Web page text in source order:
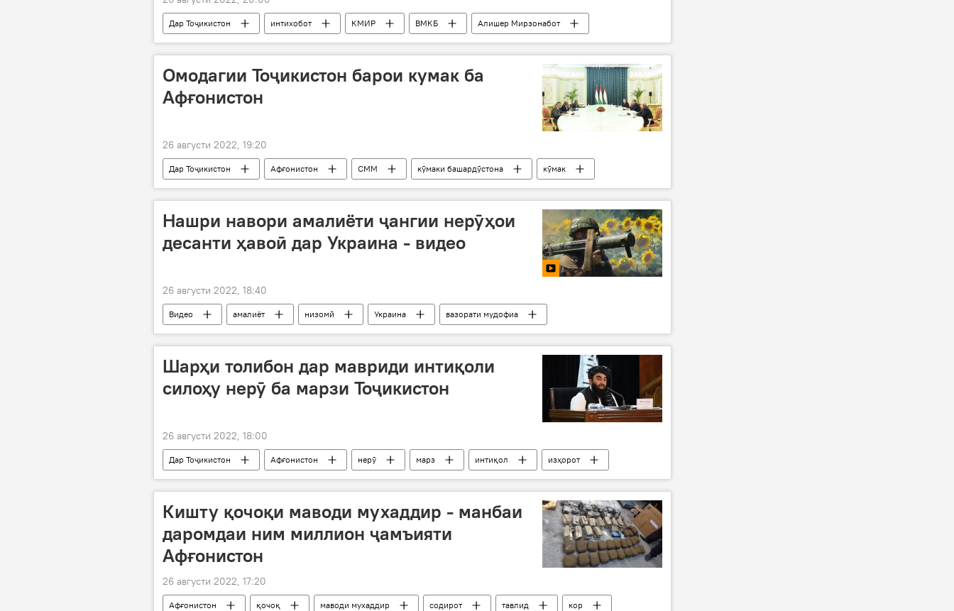
Дар Тоҷикистон интихобот КМИР ВМКБ
Алишер Мирзонабот
Маҷлиси миллии Маҷлиси Олии Тоҷикистон
Омодагии Тоҷикистон барои кумак ба
Афғонистон
26 августи 2022, 19:20
Дар Тоҷикистон Афғонистон СММ кӯмаки башардӯстона
кӯмак
ҷомеаи ҷаҳонӣ
Эмомалӣ Раҳмон Раисҷумҳур
Нашри навори амалиёти ҷангии нерӯҳои
десанти ҳавоӣ дар Украина - видео
26 августи 2022, 18:40
Видео амалиёт низомӣ Украина
вазорати мудофиа
Дар Русия
Шарҳи толибон дар мавриди интиқоли
силоҳу нерӯ ба марзи Тоҷикистон
26 августи 2022, 18:00
Дар Тоҷикистон Афғонистон нерӯ марз интиқол изҳорот
Кишту қочоқи маводи мухаддир - манбаи
даромдаи ним миллион ҷамъияти
Афғонистон
26 августи 2022, 17:20
Афғонистон қочоқ маводи мухаддир содирот тавлид кор